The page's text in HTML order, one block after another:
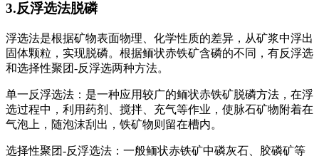
3.反浮选法脱磷
浮选法是根据矿物表面物理、化学性质的差异，从矿浆中浮出
固体颗粒，实现脱磷。根据鲕状赤铁矿含磷的不同，有反浮选
和选择性聚团-反浮选两种方法。
单一反浮选法：是一种应用较广的鲕状赤铁矿脱磷方法，在浮
选过程中，利用药剂、搅拌、充气等作业，使脉石矿物附着在
气泡上，随泡沫刮出，铁矿物则留在槽内。
选择性聚团-反浮选法：一般鲕状赤铁矿中磷灰石、胶磷矿等